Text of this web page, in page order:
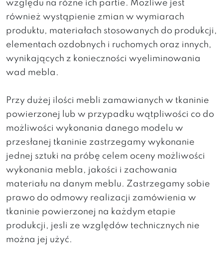
względu na różne ich partie. Możliwe jest
również wystąpienie zmian w wymiarach
produktu, materiałach stosowanych do produkcji,
elementach ozdobnych i ruchomych oraz innych,
wynikających z konieczności wyeliminowania
wad mebla.
Przy dużej ilości mebli zamawianych w tkaninie
powierzonej lub w przypadku wątpliwości co do
możliwości wykonania danego modelu w
przesłanej tkaninie zastrzegamy wykonanie
jednej sztuki na próbę celem oceny możliwości
wykonania mebla, jakości i zachowania
materiału na danym meblu. Zastrzegamy sobie
prawo do odmowy realizacji zamówienia w
tkaninie powierzonej na każdym etapie
produkcji, jesli ze względów technicznych nie
można jej użyć.